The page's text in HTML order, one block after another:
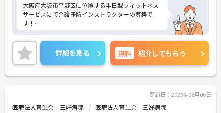
大阪府大阪市平野区に位置する半日型フィットネス
サービスにて介護予防インストラクターの募集で
す！
早出手当や資格手当なども充実しており、資格取得
を目指すなどモチベーションにもつながります。
ご興味ある方には、面接対策ポイントなど、さらに
詳細をお話しいたしますのでお気軽にご相談くださ
詳細を見る 無料 紹介してもらう
更新日：2026年08月06日
医療法人育生会 三好病院 医療法人育生会 三好病院